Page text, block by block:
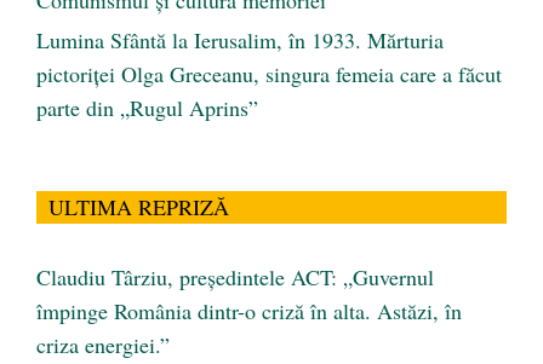
Lumina Sfântă la Ierusalim, în 1933. Mărturia
pictoriței Olga Greceanu, singura femeia care a făcut
parte din „Rugul Aprins”
ULTIMA REPRIZĂ
Claudiu Târziu, președintele ACT: „Guvernul
împinge România dintr-o criză în alta. Astăzi, în
criza energiei.”